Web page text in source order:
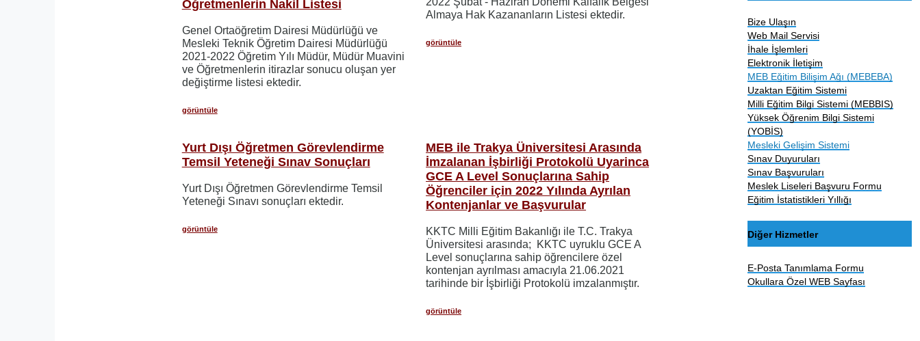
Öğretmenlerin Nakil Listesi
Genel Ortaöğretim Dairesi Müdürlüğü ve
Mesleki Teknik Öğretim Dairesi Müdürlüğü
2021-2022 Öğretim Yılı Müdür, Müdür Muavini
ve Öğretmenlerin itirazlar sonucu oluşan yer
değiştirme listesi ektedir.
görüntüle
Almaya Hak Kazananların Listesi ektedir.
görüntüle
Yurt Dışı Öğretmen Görevlendirme
Temsil Yeteneği Sınav Sonuçları
Yurt Dışı Öğretmen Görevlendirme Temsil
Yeteneği Sınavı sonuçları ektedir.
görüntüle
MEB ile Trakya Üniversitesi Arasında
İmzalanan İşbirliği Protokolü Uyarinca
GCE A Level Sonuçlarına Sahip
Öğrenciler için 2022 Yılında Ayrılan
Kontenjanlar ve Başvurular
KKTC Milli Eğitim Bakanlığı ile T.C. Trakya
Üniversitesi arasında; KKTC uyruklu GCE A
Level sonuçlarına sahip öğrencilere özel
kontenjan ayrılması amacıyla 21.06.2021
tarihinde bir İşbirliği Protokolü imzalanmıştır.
görüntüle
Bize Ulaşın
Web Mail Servisi
İhale İşlemleri
Elektronik İletişim
MEB Eğitim Bilişim Ağı (MEBEBA)
Uzaktan Eğitim Sistemi
Milli Eğitim Bilgi Sistemi (MEBBIS)
Yüksek Öğrenim Bilgi Sistemi
(YOBİS)
Mesleki Gelişim Sistemi
Sınav Duyuruları
Sınav Başvuruları
Meslek Liseleri Başvuru Formu
Eğitim İstatistikleri Yıllığı
Diğer Hizmetler
E-Posta Tanımlama Formu
Okullara Özel WEB Sayfası